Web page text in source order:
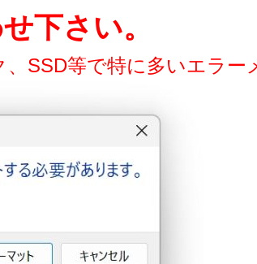
下さい。
SSD等で特に多いエラー